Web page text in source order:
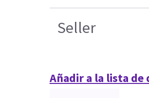
Seller
Añadir a la lista de